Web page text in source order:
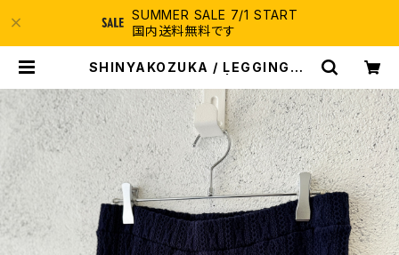
SUMMER SALE 7/1 START
国内送料無料です
SHINYAKOZUKA / LEGGINGS /